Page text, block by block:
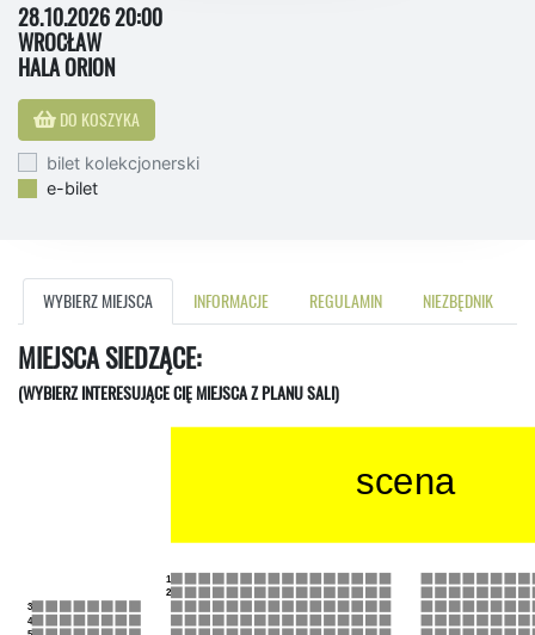
28.10.2026 20:00
WROCŁAW
HALA ORION
DO KOSZYKA
bilet kolekcjonerski
e-bilet
WYBIERZ MIEJSCA INFORMACJE REGULAMIN NIEZBĘDNIK
MIEJSCA SIEDZĄCE:
(WYBIERZ INTERESUJĄCE CIĘ MIEJSCA Z PLANU SALI)